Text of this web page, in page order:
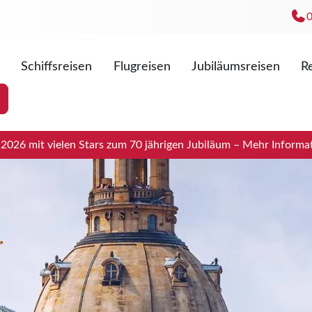
Mo. -
Schiffsreisen Flugreisen Jubiläumsreisen
mit vielen Stars zum 70 jährigen Jubiläum – Mehr